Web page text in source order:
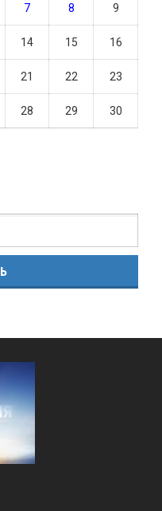
7 8 9
14 15 16
21 22 23
28 29 30